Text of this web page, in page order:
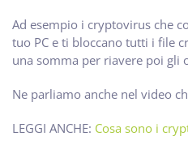
Ad esempio i cryptovirus che
tuo PC e ti bloccano tutti i file
una somma per riavere poi gli
Ne parliamo anche nel video
LEGGI ANCHE: Cosa sono i